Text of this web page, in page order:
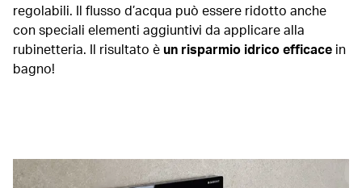
regolabili. Il flusso d’acqua può essere ridotto anche
con speciali elementi aggiuntivi da applicare alla
rubinetteria. Il risultato èun risparmio idrico efficace in
bagno!